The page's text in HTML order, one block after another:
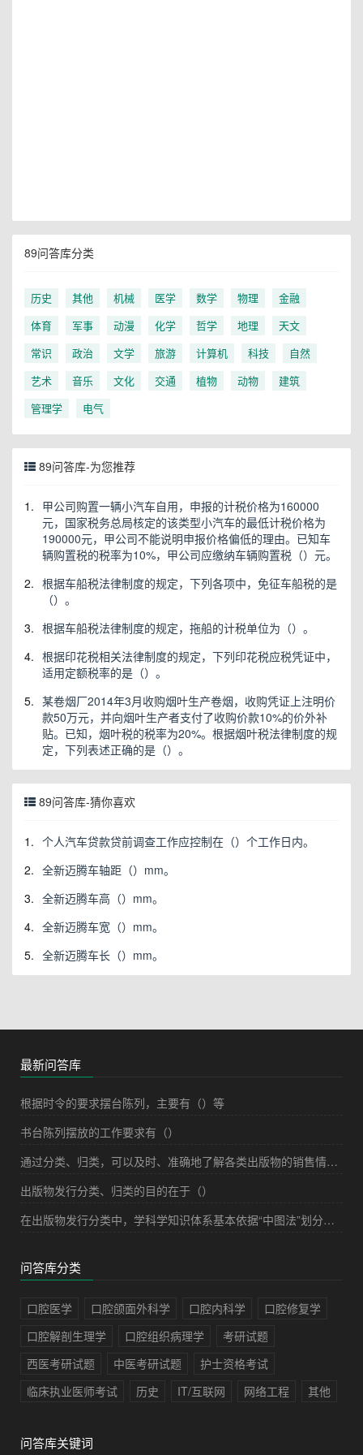
89问答库分类
历史 其他 机械 医学 数学 物理
金融
体育
军事 动漫 化学 哲学 地理
天文
常识
政治 文学 旅游 计算机 科技
自然
艺术
音乐 文化 交通 植物 动物
建筑
管理学
电气
89问答库-为您推荐
1. 甲公司购置一辆小汽车自用，申报的计税价格为160000
元，国家税务总局核定的该类型小汽车的最低计税价格为
190000元，甲公司不能说明申报价格偏低的理由。已知车
辆购置税的税率为10%，甲公司应缴纳车辆购置税（）元。
2. 根据车船税法律制度的规定，下列各项中，免征车船税的是
（）。
3. 根据车船税法律制度的规定，拖船的计税单位为（）。
4. 根据印花税相关法律制度的规定，下列印花税应税凭证中，
适用定额税率的是（）。
5. 某卷烟厂2014年3月收购烟叶生产卷烟，收购凭证上注明价
款50万元，并向烟叶生产者支付了收购价款10%的价外补
贴。已知，烟叶税的税率为20%。根据烟叶税法律制度的规
定，下列表述正确的是（）。
89问答库-猜你喜欢
1. 个人汽车贷款贷前调查工作应控制在（）个工作日内。
2. 全新迈腾车轴距（）mm。
3. 全新迈腾车高（）mm。
4. 全新迈腾车宽（）mm。
5. 全新迈腾车长（）mm。
最新问答库
根据时令的要求摆台陈列，主要有（）等
书台陈列摆放的工作要求有（）
通过分类、归类，可以及时、准确地了解各类出版物的销售情况，从而为出版物的（）提供，减少盲目性和随意性
出版物发行分类、归类的目的在于（）
在出版物发行分类中，学科学知识体系基本依据“中图法”划分，但分类时一般根据出版物品种结构的特点设置类目，同时需要根据消费者的（），对某些类目作适当调整
问答库分类
口腔医学 口腔颌面外科学 口腔内科学
口腔修复学
口腔解剖生理学
口腔组织病理学
考研试题
西医考研试题
中医考研试题
护士资格考试
临床执业医师考试
历史 IT/互联网 网络工程 其他
问答库关键词